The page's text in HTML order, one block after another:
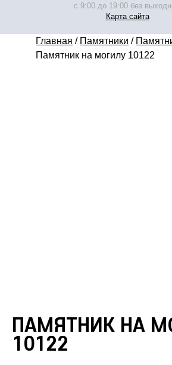
с 9:00 до 19:00 без
Карта сайта
Главная / Памятники /
Памятник на могилу 10122
ПАМЯТНИК НА
10122